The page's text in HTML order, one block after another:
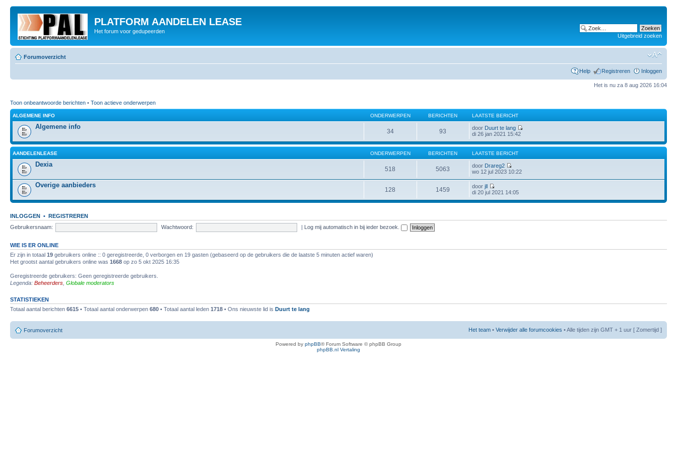
PLATFORM AANDELEN LEASE
Het forum voor gedupeerden
Uitgebreid zoeken
Forumoverzicht
Help Registreren Inloggen
Het is nu za 8 aug 2026 16:04
Toon onbeantwoorde berichten • Toon actieve onderwerpen
ALGEMENE INFO ONDERWERPEN BERICHTEN LAATSTE BERICHT
Algemene info
34 93 door Duurt te lang
di 26 jan 2021 15:42
AANDELENLEASE ONDERWERPEN BERICHTEN LAATSTE BERICHT
Dexia
518 5063 door Drareg2
wo 12 jul 2023 10:22
Overige aanbieders
128 1459 doorjll
di 20 jul 2021 14:05
INLOGGEN • REGISTREREN
Gebruikersnaam:
Wachtwoord: | Log mij automatisch in bij ieder bezoek.
WIE IS ER ONLINE
Er zijn in totaal 19 gebruikers online :: 0 geregistreerde, 0 verborgen en 19 gasten (gebaseerd op de gebruikers die de laatste 5 minuten actief waren)
Het grootst aantal gebruikers online was 1668 op zo 5 okt 2025 16:35
Geregistreerde gebruikers: Geen geregistreerde gebruikers.
Legenda: Beheerders Globale moderators
STATISTIEKEN
Totaal aantal berichten 6615 • Totaal aantal onderwerpen 680 • Totaal aantal leden 1718 • Ons nieuwste lid is Duurt te lang
Forumoverzicht Het team • Verwijder alle forumcookies • Alle tijden zijn GMT + 1 uur [ Zomertijd ]
Powered by phpBB® Forum Software © phpBB Group
phpBB.nl Vertaling